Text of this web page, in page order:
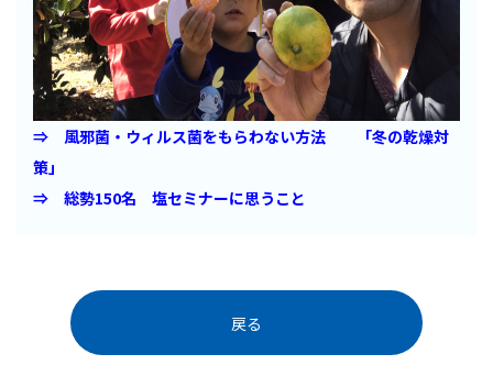
⇒ 風邪菌・ウィルス菌をもらわない方法 「冬の乾燥対
策」
⇒ 総勢150名 塩セミナーに思うこと
戻る